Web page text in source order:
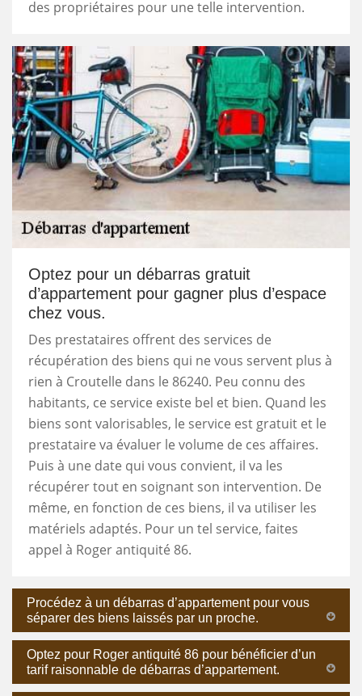
des propriétaires pour une telle intervention.
Optez pour un débarras gratuit
d’appartement pour gagner plus d’espace
chez vous.
Des prestataires offrent des services de
récupération des biens qui ne vous servent plus à
rien à Croutelle dans le 86240. Peu connu des
habitants, ce service existe bel et bien. Quand les
biens sont valorisables, le service est gratuit et le
prestataire va évaluer le volume de ces affaires.
Puis à une date qui vous convient, il va les
récupérer tout en soignant son intervention. De
même, en fonction de ces biens, il va utiliser les
matériels adaptés. Pour un tel service, faites
appel à Roger antiquité 86.
Procédez à un débarras d’appartement pour vous
séparer des biens laissés par un proche.
Optez pour Roger antiquité 86 pour bénéficier d’un
tarif raisonnable de débarras d’appartement.